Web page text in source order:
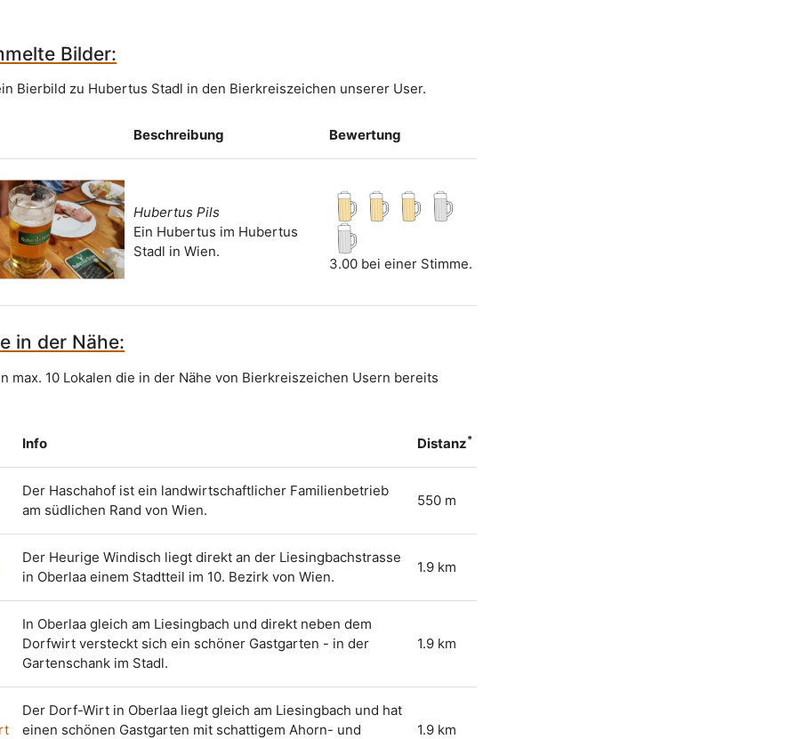
Bilder:
Bierbild zu Hubertus Stadl in den Bierkreiszeichen unserer User.
Beschreibung Bewertung
Hubertus Pils
Ein Hubertus im Hubertus
Stadl in Wien.
3.00 bei einer Stimme.
in der Nähe:
max. 10 Lokalen die in der Nähe von Bierkreiszeichen Usern bereits
Info Distanz*
Der Haschahof ist ein landwirtschaftlicher Familienbetrieb
am südlichen Rand von Wien.
550 m
Der Heurige Windisch liegt direkt an der Liesingbachstrasse
in Oberlaa einem Stadtteil im 10. Bezirk von Wien.
1.9 km
In Oberlaa gleich am Liesingbach und direkt neben dem
Dorfwirt versteckt sich ein schöner Gastgarten - in der
Gartenschank im Stadl.
1.9 km
Der Dorf-Wirt in Oberlaa liegt gleich am Liesingbach und hat
einen schönen Gastgarten mit schattigem Ahorn- und
1.9 km